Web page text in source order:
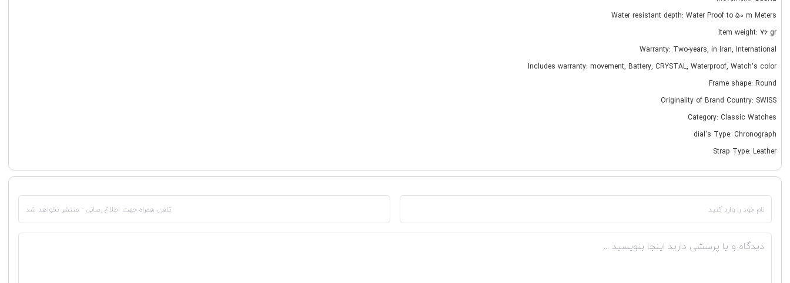
Water resistant depth: Water Proof to 50 m Meters
Item weight: 76 gr
Warranty: Two-years, in Iran, International
Includes warranty: movement, Battery, CRYSTAL, Waterproof, Watch’s color
Frame shape: Round
Originality of Brand Country: SWISS
Category: Classic Watches
dial's Type: Chronograph
Strap Type: Leather